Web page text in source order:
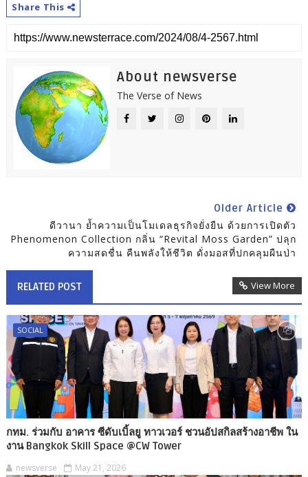
Share This
About newsverse
The Verse of News
Older Article
ดีวานา ย้ำความเป็นโมเดลธุรกิจยั่งยืน ด้วยการเปิดตัว
Phenomenon Collection กลิ่น “Revital Moss Garden” ปลุก
ความสดชื่น คืนพลังให้ชีวิต ดั่งมอสที่ปกคลุมผืนป่า
RELATED POST View More
SOCIAL
กทม. ร่วมกับ อาคาร ซีดับเบิ้ลยู ทาวเวอร์ ชวนอัปสกิลสร้างอาชีพ ใน
งาน Bangkok Skill Space @CW Tower
newsverse May 21, 2026